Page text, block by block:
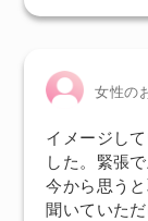
女性の
イメージし
した。緊張
今から思う
聞いていた